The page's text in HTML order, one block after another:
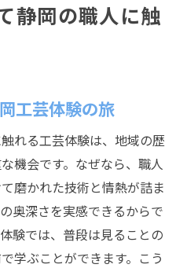
静岡の職人に触
工芸体験の旅
れる工芸体験は、地域の歴
機会です。なぜなら、職人
磨かれた技術と情熱が詰ま
奥深さを実感できるからで
験では、普段は見ることの
学ぶことができます。こう